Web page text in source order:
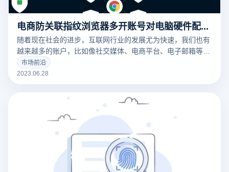
电商防关联指纹浏览器多开账号对电脑硬件配置有哪些要求？
随着现在社会的进步，互联网行业的发展尤为快速，我们也有
越来越多的账户，比如像社交媒体、电商平台、电子邮箱等
等，电商防关联指纹浏览器在这些行业中也成为了一个必不可
少的工具。云登浏览器是根据谷歌内核开发的指纹浏览器工
并且可以为每个浏览器窗口都单独创建不同的指纹环境。
市场前沿
2023.06.28